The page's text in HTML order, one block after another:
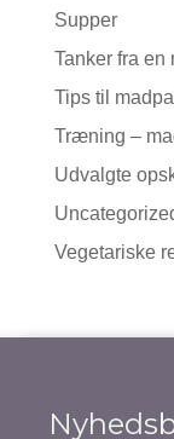
Supper
Tanker fra en
Tips til
Træning –
Udvalgte
Vegetariske